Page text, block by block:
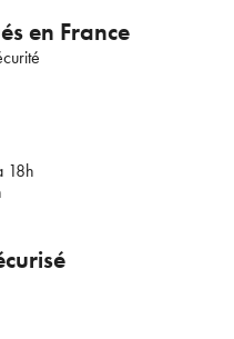
en France
18hacceptez de recevoir des
la part d’Auriège.